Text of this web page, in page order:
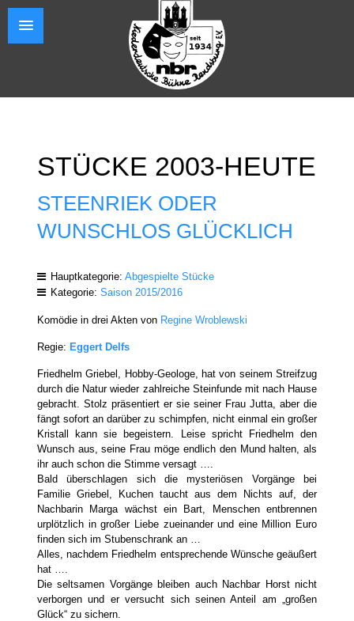
STÜCKE 2003-HEUTE
STEENRIEK ODER
WUNSCHLOS GLÜCKLICH
Hauptkategorie: Abgespielte Stücke
Kategorie: Saison 2015/2016
Komödie in drei Akten von Regine Wroblewski
Regie: Eggert Delfs
Friedhelm Griebel, Hobby-Geologe, hat von seinem Streifzug
durch die Natur wieder zahlreiche Steinfunde mit nach Hause
gebracht. Stolz präsentiert er sie seiner Frau Jutta, aber die
fängt sofort an darüber zu schimpfen, nicht einmal ein großer
Kristall kann sie begeistern. Leise spricht Friedhelm den
Wunsch aus, seine Frau möge endlich den Mund halten, als
ihr auch schon die Stimme versagt ….
Bald überschlagen sich die mysteriösen Vorgänge bei
Familie Griebel, Kuchen taucht aus dem Nichts auf, der
Nachbarin Marga wächst ein Bart, Menschen entbrennen
urplötzlich in großer Liebe zueinander und eine Million Euro
finden sich im Stubenschrank an …
Alles, nachdem Friedhelm entsprechende Wünsche geäußert
hat ….
Die seltsamen Vorgänge bleiben auch Nachbar Horst nicht
verborgen und er versucht sich seinen Anteil am „großen
Glück“ zu sichern.